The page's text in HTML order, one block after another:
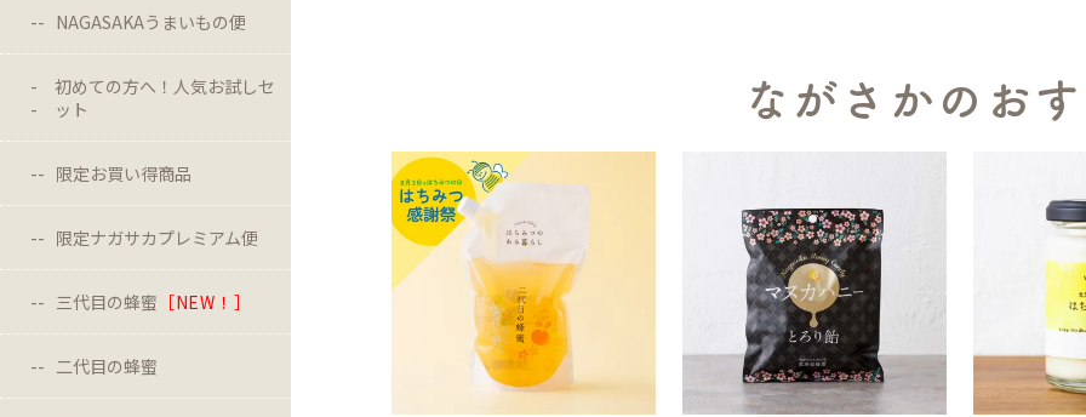
NAGASAKAうまいもの便
初めての方へ！人気お試しセ
ット
限定お買い得商品
限定ナガサカプレミアム便
三代目の蜂蜜 ［NEW！］
二代目の蜂蜜
ながさかのお